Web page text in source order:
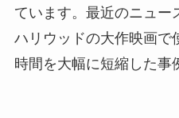
ています。最近のニュー
ハリウッドの大作映画で
時間を大幅に短縮した事